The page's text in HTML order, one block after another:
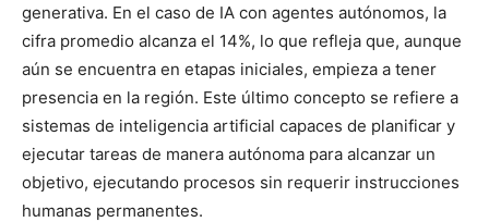
generativa. En el caso de IA con agentes autónomos, la
cifra promedio alcanza el 14%, lo que refleja que, aunque
aún se encuentra en etapas iniciales, empieza a tener
presencia en la región. Este último concepto se refiere a
sistemas de inteligencia artificial capaces de planificar y
ejecutar tareas de manera autónoma para alcanzar un
objetivo, ejecutando procesos sin requerir instrucciones
humanas permanentes.